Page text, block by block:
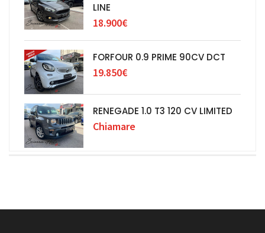
LINE
18.900€
FORFOUR 0.9 PRIME 90CV DCT
19.850€
RENEGADE 1.0 T3 120 CV LIMITED
Chiamare